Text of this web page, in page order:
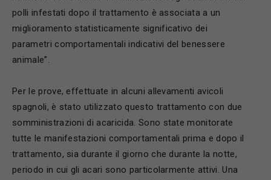
polli infestati dopo il trattamento è associata a un
miglioramento statisticamente significativo dei
parametri comportamentali indicativi del benessere
animale”.
Per le prove, effettuate in alcuni allevamenti avicoli
spagnoli, è stato utilizzato questo trattamento con due
somministrazioni di acaricida. Sono state monitorate
tutte le manifestazioni comportamentali prima e dopo il
trattamento, sia durante il giorno che durante la notte,
periodo in cui gli acari sono particolarmente attivi. Una